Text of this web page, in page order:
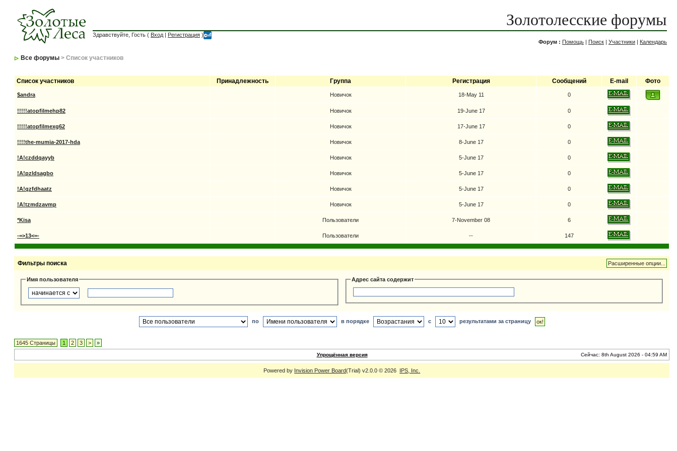
Золотолесские форумы
Здравствуйте, Гость ( Вход | Регистрация )
Форум : Помощь | Поиск | Участники | Календарь
Все форумы > Список участников
Список участников Принадлежность Группа Регистрация Сообщений E-mail Фото
$andra Новичок 18-May 11 0
!!!!!atopfilmehp82 Новичок 19-June 17 0
!!!!!atopfilmexg62 Новичок 17-June 17 0
!!!!the-mumia-2017-hda Новичок 8-June 17 0
!A!czddqayyb Новичок 5-June 17 0
!A!pzldsagbo Новичок 5-June 17 0
!A!qzfdhaatz Новичок 5-June 17 0
!A!tzmdzavmp Новичок 5-June 17 0
*Kisa Пользователи 7-November 08 6
-=>13<=- Пользователи -- 147
Фильтры поиска
Имя пользователя Адрес сайта содержит
по в порядке с результатами за страницу
1645 Страницы 1 2 3 > »
Упрощённая версия Сейчас: 8th August 2026 - 04:59 AM
Powered by Invision Power Board(Trial) v2.0.0 © 2026 IPS, Inc.